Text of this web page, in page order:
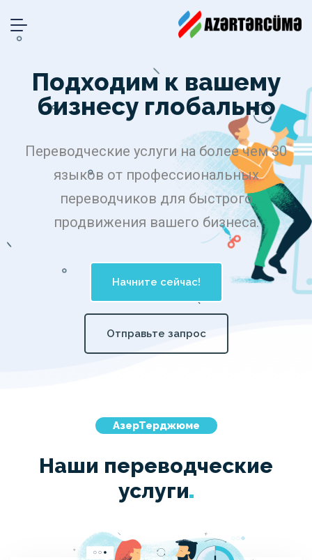
Подходим к вашему
бизнесу глобально
Переводческие услуги на более чем 30
языков от профессиональных
переводчиков для быстрого
продвижения вашего бизнеса.
Начните сейчас!
Отправьте запрос
АзерТерджюме
Наши переводческие
услуги